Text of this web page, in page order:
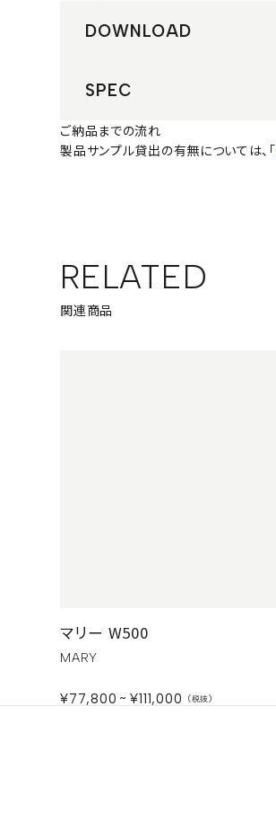
DOWNLOAD
SPEC
ご納品までの流れ
製品サンプル貸出の有無については、「
RELATED
関連商品
マリー W500
MARY
¥77,800 ¥111,000